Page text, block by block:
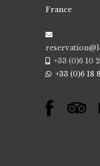
France
+33 (0)6 10
+33 (0)6 18